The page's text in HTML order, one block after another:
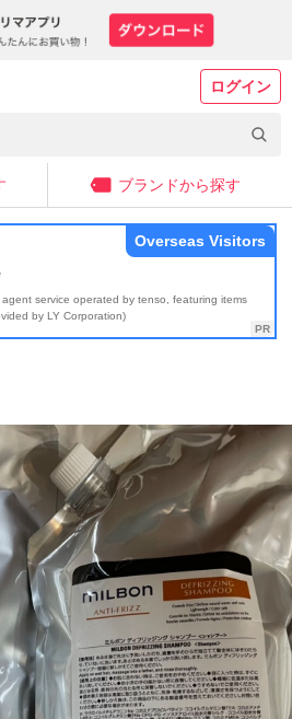
ログイン
ブランドから探す
service operated by tenso, featuring items
by LY Corporation)
Overseas Visitors